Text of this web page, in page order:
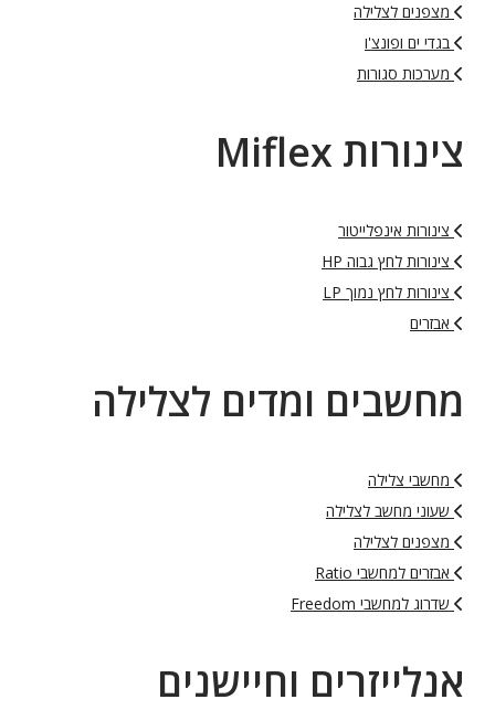
מצפנים לצלילה
בגדי ים ופונצ'ו
מערכות סגורות
צינורות Miflex
צינורות אינפלייטור
צינורות לחץ גבוה HP
צינורות לחץ נמוך LP
אבזרים
מחשבים ומדים לצלילה
מחשבי צלילה
שעוני מחשב לצלילה
מצפנים לצלילה
אבזרים למחשבי Ratio
שדרוג למחשבי Freedom
אנלייזרים וחיישנים